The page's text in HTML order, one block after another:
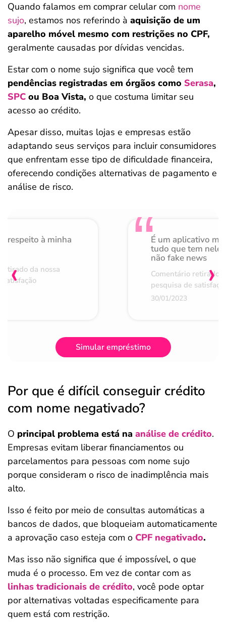
Quando falamos em comprar celular com nome
sujo, estamos nos referindo à aquisição de um
aparelho móvel mesmo com restrições no CPF,
geralmente causadas por dívidas vencidas.
Estar com o nome sujo significa que você tem
pendências registradas em órgãos como Serasa,
SPC ou Boa Vista, o que costuma limitar seu
acesso ao crédito.
Apesar disso, muitas lojas e empresas estão
adaptando seus serviços para incluir consumidores
que enfrentam esse tipo de dificuldade financeira,
oferecendo condições alternativas de pagamento e
análise de risco.
respeito à minha
da nossa
É um aplicativo
tudo que tem nele
não fake news
Comentário retirado
pesquisa de
30/01/2023
‹ ›
Simular empréstimo
Por que é difícil conseguir crédito
com nome negativado?
O principal problema está na análise de crédito.
Empresas evitam liberar financiamentos ou
parcelamentos para pessoas com nome sujo
porque consideram o risco de inadimplência mais
alto.
Isso é feito por meio de consultas automáticas a
bancos de dados, que bloqueiam automaticamente
a aprovação caso esteja com o CPF negativado.
Mas isso não significa que é impossível, o que
muda é o processo. Em vez de contar com as
linhas tradicionais de crédito, você pode optar
por alternativas voltadas especificamente para
quem está com restrição.